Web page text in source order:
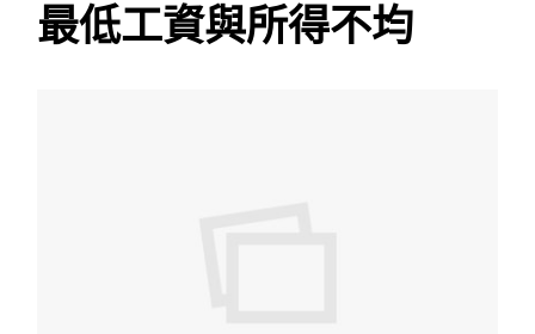
最低工資與所得不均